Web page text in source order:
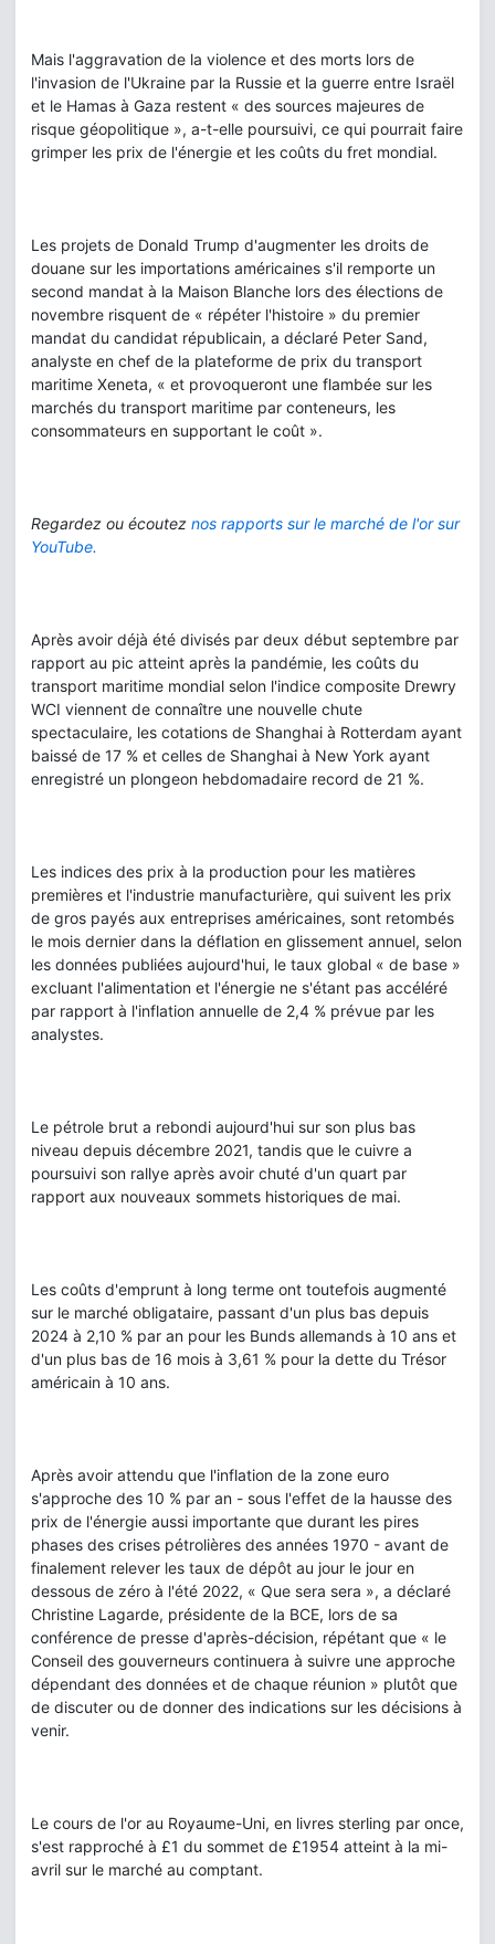
Mais l'aggravation de la violence et des morts lors de
l'invasion de l'Ukraine par la Russie et la guerre entre Israël
et le Hamas à Gaza restent « des sources majeures de
risque géopolitique », a-t-elle poursuivi, ce qui pourrait faire
grimper les prix de l'énergie et les coûts du fret mondial.
Les projets de Donald Trump d'augmenter les droits de
douane sur les importations américaines s'il remporte un
second mandat à la Maison Blanche lors des élections de
novembre risquent de « répéter l'histoire » du premier
mandat du candidat républicain, a déclaré Peter Sand,
analyste en chef de la plateforme de prix du transport
maritime Xeneta, « et provoqueront une flambée sur les
marchés du transport maritime par conteneurs, les
consommateurs en supportant le coût ».
Regardez ou écoutez nos rapports sur le marché de l'or sur
YouTube.
Après avoir déjà été divisés par deux début septembre par
rapport au pic atteint après la pandémie, les coûts du
transport maritime mondial selon l'indice composite Drewry
WCI viennent de connaître une nouvelle chute
spectaculaire, les cotations de Shanghai à Rotterdam ayant
baissé de 17 % et celles de Shanghai à New York ayant
enregistré un plongeon hebdomadaire record de 21 %.
Les indices des prix à la production pour les matières
premières et l'industrie manufacturière, qui suivent les prix
de gros payés aux entreprises américaines, sont retombés
le mois dernier dans la déflation en glissement annuel, selon
les données publiées aujourd'hui, le taux global « de base »
excluant l'alimentation et l'énergie ne s'étant pas accéléré
par rapport à l'inflation annuelle de 2,4 % prévue par les
analystes.
Le pétrole brut a rebondi aujourd'hui sur son plus bas
niveau depuis décembre 2021, tandis que le cuivre a
poursuivi son rallye après avoir chuté d'un quart par
rapport aux nouveaux sommets historiques de mai.
Les coûts d'emprunt à long terme ont toutefois augmenté
sur le marché obligataire, passant d'un plus bas depuis
2024 à 2,10 % par an pour les Bunds allemands à 10 ans et
d'un plus bas de 16 mois à 3,61 % pour la dette du Trésor
américain à 10 ans.
Après avoir attendu que l'inflation de la zone euro
s'approche des 10 % par an - sous l'effet de la hausse des
prix de l'énergie aussi importante que durant les pires
phases des crises pétrolières des années 1970 - avant de
finalement relever les taux de dépôt au jour le jour en
dessous de zéro à l'été 2022, « Que sera sera », a déclaré
Christine Lagarde, présidente de la BCE, lors de sa
conférence de presse d'après-décision, répétant que « le
Conseil des gouverneurs continuera à suivre une approche
dépendant des données et de chaque réunion » plutôt que
de discuter ou de donner des indications sur les décisions à
venir.
Le cours de l'or au Royaume-Uni, en livres sterling par once,
s'est rapproché à £1 du sommet de £1954 atteint à la mi-
avril sur le marché au comptant.